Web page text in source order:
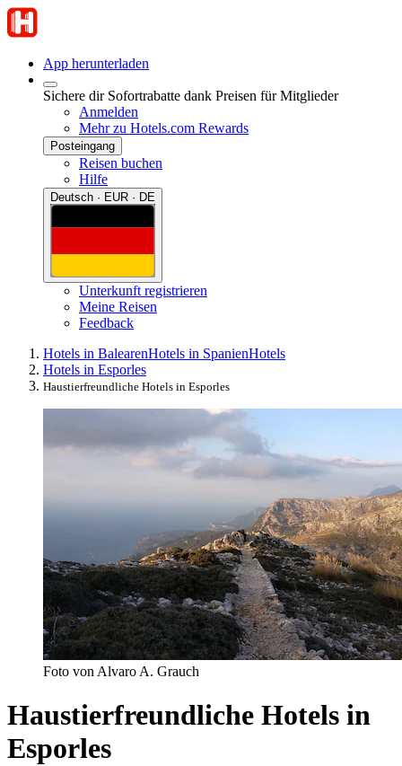
App herunterladen
Sichere dir Sofortrabatte dank Preisen für Mitglieder
Anmelden
Mehr zu Hotels.com Rewards
Posteingang
Reisen buchen
Hilfe
Deutsch · EUR · DE
Unterkunft registrieren
Meine Reisen
Feedback
Hotels in BalearenHotels in SpanienHotels
Hotels in Esporles
Haustierfreundliche Hotels in Esporles
Foto von Alvaro A. Grauch
Haustierfreundliche Hotels in
Esporles